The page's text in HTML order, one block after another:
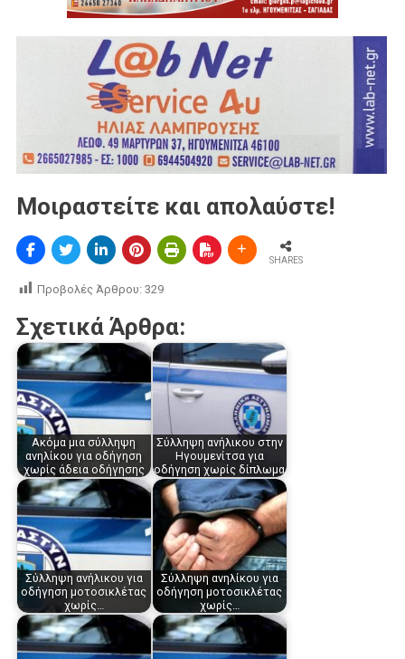
Μοιραστείτε και απολαύστε!
SHARES
Προβολές Άρθρου: 329
Σχετικά Άρθρα:
Ακόμα μια σύλληψη
ανηλίκου για οδήγηση
χωρίς άδεια οδήγησης
Σύλληψη ανήλικου στην
Ηγουμενίτσα για
οδήγηση χωρίς δίπλωμα
Σύλληψη ανήλικου για
οδήγηση μοτοσικλέτας
χωρίς…
Σύλληψη ανηλίκου για
οδήγηση μοτοσικλέτας
χωρίς…